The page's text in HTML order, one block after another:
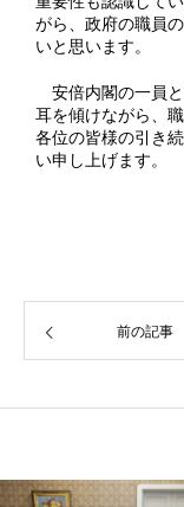
がら、政府の職員
いと思います。
安倍内閣の一員
耳を傾けながら、
各位の皆様の引き
い申し上げます。
前の記事